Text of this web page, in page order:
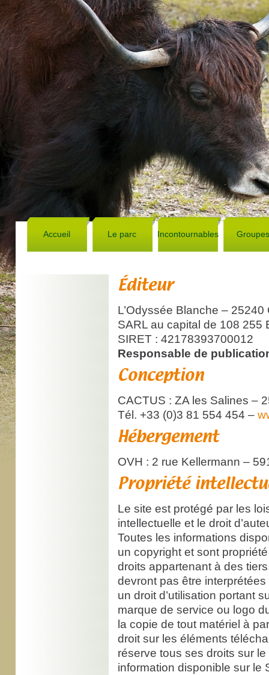
Accueil Le parc Incontournables Groupes
des
Éditeur
L’Odyssée Blanche –
SARL au capital de 108 255
SIRET : 42178393700012
Responsable de
Conception
CACTUS : ZA les Salines –
Tél. +33 (0)3 81 554 454 –
Hébergement
OVH : 2 rue Kellermann –
Propriété
Le site est protégé par les
intellectuelle et le droit
Toutes les informations
un copyright et sont
droits appartenant à des
devront pas être
un droit d’utilisation portant
marque de service ou logo
la copie de tout matériel à
droit sur les éléments
réserve tous ses droits sur
information disponible sur le